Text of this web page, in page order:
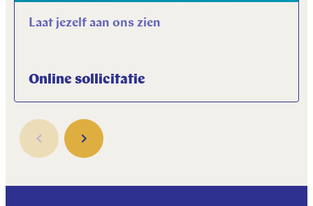
Laat jezelf aan ons zien
Online sollicitatie